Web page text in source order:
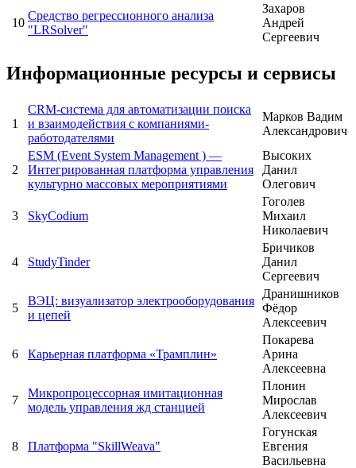
10
Средство регрессионного анализа
"LRSolver"
Захаров
Андрей
Сергеевич
Информационные ресурсы и сервисы
1
CRM-система для автоматизации поиска
и взаимодействия с компаниями-
работодателями
Марков Вадим
Александрович
2
ESM (Event System Management ) —
Интегрированная платформа управления
культурно массовых мероприятиями
Высоких
Данил
Олегович
3 SkyCodium
Гоголев
Михаил
Николаевич
4 StudyTinder
Бричиков
Данил
Сергеевич
5
ВЭЦ: визуализатор электрооборудования
и цепей
Дранишников
Фёдор
Алексеевич
6 Карьерная платформа «Трамплин»
Покарева
Арина
Алексеевна
7
Микропроцессорная имитационная
модель управления жд станцией
Плонин
Мирослав
Алексеевич
8 Платформа "SkillWeava"
Гогунская
Евгения
Васильевна